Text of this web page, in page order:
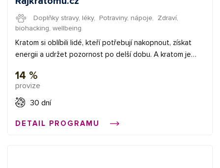
Doplňky stravy, léky, Potraviny, nápoje, Zdraví,
biohacking, wellbeing
Kratom si oblíbili lidé, kteří potřebují nakopnout, získat
energii a udržet pozornost po delší dobu. A kratom je
přinášíme e-shop s nabídkou kvalitního kratomu z
jihovýchodní Asie a od místních farmářů. ✅ provize 14 % ✅
průměrná provize 5 € ✅ bannery + XML feed Začněte
Vám získat Vaše první konverze a provedeme Vás affiliate
14 %
provize
30 dní
DETAIL PROGRAMU